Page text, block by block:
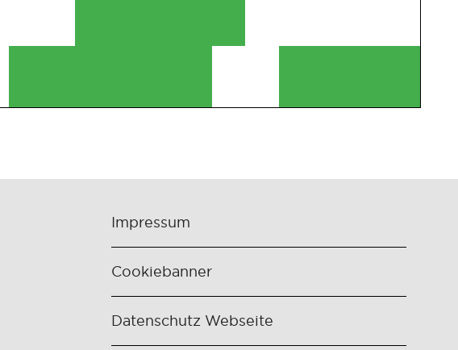
Impressum
Cookiebanner
Datenschutz Webseite